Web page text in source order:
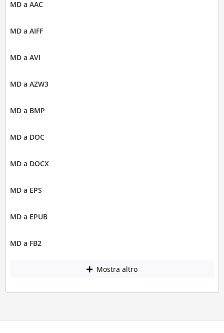
MD a AAC
MD a AIFF
MD a AVI
MD a AZW3
MD a BMP
MD a DOC
MD a DOCX
MD a EPS
MD a EPUB
MD a FB2
Mostra altro